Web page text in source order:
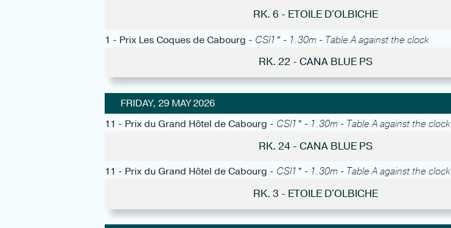
RK. 6 - ETOILE D'OLBICHE
1 - Prix Les Coques de Cabourg - CSI1* - 1.30m - Table A against the clock
RK. 22 - CANA BLUE PS
FRIDAY, 29 MAY 2026
11 - Prix du Grand Hôtel de Cabourg - CSI1* - 1.30m - Table A against the clock
RK. 24 - CANA BLUE PS
11 - Prix du Grand Hôtel de Cabourg - CSI1* - 1.30m - Table A against the clock
RK. 3 - ETOILE D'OLBICHE